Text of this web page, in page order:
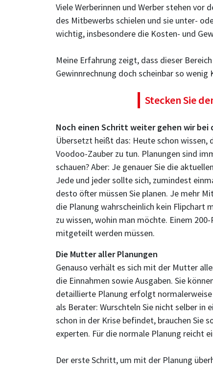
Viele Werberinnen und Werber stehen
des Mitbewerbs schielen und sie unter-
wichtig, insbesondere die Kosten- und
Meine Erfahrung zeigt, dass dieser
Gewinnrechnung doch scheinbar so
Stecken Sie
Noch einen Schritt weiter gehen wir bei
Übersetzt heißt das: Heute schon wissen,
Voodoo-Zauber zu tun. Planungen sind
schauen? Aber: Je genauer Sie die
Jede und jeder sollte sich, zumindest
desto öfter müssen Sie planen. Je mehr
die Planung wahrscheinlich kein Flipchart
zu wissen, wohin man möchte. Einem
mitgeteilt werden müssen.
Die Mutter aller Planungen
Genauso verhält es sich mit der Mutter
die Einnahmen sowie Ausgaben. Sie
detaillierte Planung erfolgt normalerweise
als Berater: Wurschteln Sie nicht selber in
schon in der Krise befindet, brauchen Sie
experten. Für die normale Planung reicht
Der erste Schritt, um mit der Planung